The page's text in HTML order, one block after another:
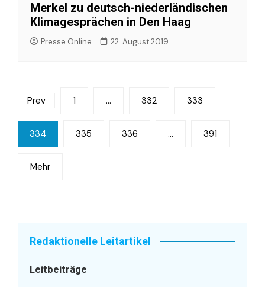
Merkel zu deutsch-niederländischen
Klimagesprächen in Den Haag
Presse.Online 22. August 2019
Seitennummerierung
der
Beiträge
Prev 1 … 332 333
334 335 336 … 391
Mehr
Redaktionelle Leitartikel
Leitbeiträge